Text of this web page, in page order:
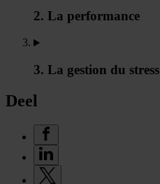
2. La performance
3. La gestion du stress
Deel